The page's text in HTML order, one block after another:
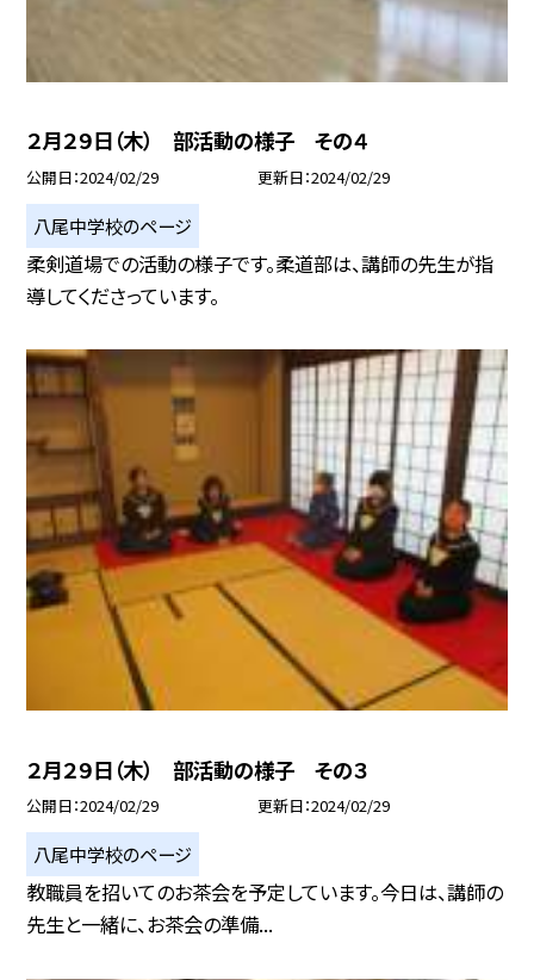
２月２９日（木） 部活動の様子 その４
公開日 2024/02/29 更新日 2024/02/29
八尾中学校のページ
柔剣道場での活動の様子です。柔道部は、講師の先生が指
導してくださっています。
２月２９日（木） 部活動の様子 その３
公開日 2024/02/29 更新日 2024/02/29
八尾中学校のページ
教職員を招いてのお茶会を予定しています。今日は、講師の
先生と一緒に、お茶会の準備...